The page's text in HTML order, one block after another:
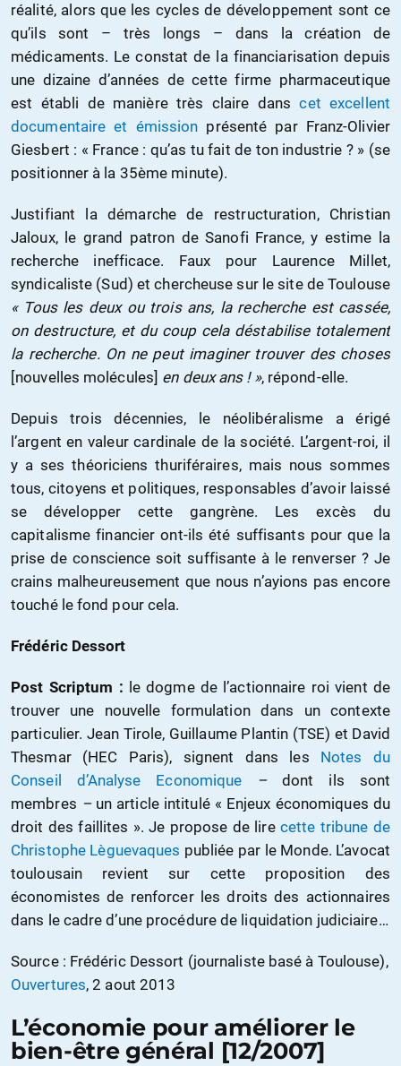
réalité, alors que les cycles de développement sont ce
qu’ils sont – très longs – dans la création de
médicaments. Le constat de la financiarisation depuis
une dizaine d’années de cette firme pharmaceutique
est établi de manière très claire danscet excellent
documentaire et émission présenté par Franz-Olivier
Giesbert : « France : qu’as tu fait de ton industrie ? » (se
positionner à la 35ème minute).
Justifiant la démarche de restructuration, Christian
Jaloux, le grand patron de Sanofi France, y estime la
recherche inefficace. Faux pour Laurence Millet,
syndicaliste (Sud) et chercheuse sur le site de Toulouse
« Tous les deux ou trois ans, la recherche est cassée,
on destructure, et du coup cela déstabilise totalement
la recherche. On ne peut imaginer trouver des choses
[nouvelles molécules] en deux ans ! », répond-elle.
Depuis trois décennies, le néolibéralisme a érigé
l’argent en valeur cardinale de la société. L’argent-roi, il
y a ses théoriciens thuriféraires, mais nous sommes
tous, citoyens et politiques, responsables d’avoir laissé
se développer cette gangrène. Les excès du
capitalisme financier ont-ils été suffisants pour que la
prise de conscience soit suffisante à le renverser ? Je
crains malheureusement que nous n’ayions pas encore
touché le fond pour cela.
Frédéric Dessort
Post Scriptum : le dogme de l’actionnaire roi vient de
trouver une nouvelle formulation dans un contexte
particulier. Jean Tirole, Guillaume Plantin (TSE) et David
Thesmar (HEC Paris), signent dans les Notes du
Conseil d’Analyse Economique –dont ils sont
membres – un article intitulé « Enjeux économiques du
droit des faillites ». Je propose de lire cette tribune de
Christophe Lèguevaques publiée par le Monde. L’avocat
toulousain revient sur cette proposition des
économistes de renforcer les droits des actionnaires
dans le cadre d’une procédure de liquidation judiciaire…
Source : Frédéric Dessort (journaliste basé à Toulouse),
Ouvertures, 2 aout 2013
L’économie pour améliorer le
bien-être général [12/2007]